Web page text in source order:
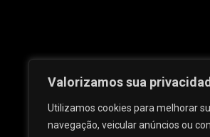
Valorizamos sua
Utilizamos cookies para melhorar
navegação, veicular anúncios ou